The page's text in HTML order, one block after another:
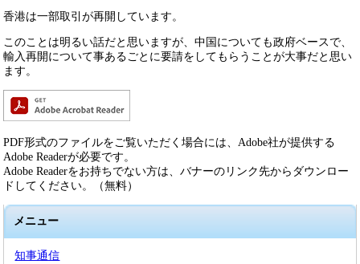
香港は一部取引が再開しています。
このことは明るい話だと思いますが、中国についても政府ベースで、
輸入再開について事あるごとに要請をしてもらうことが大事だと思い
ます。
PDF形式のファイルをご覧いただく場合には、Adobe社が提供する
Adobe Readerが必要です。
Adobe Readerをお持ちでない方は、バナーのリンク先からダウンロー
ドしてください。（無料）
メニュー
知事通信